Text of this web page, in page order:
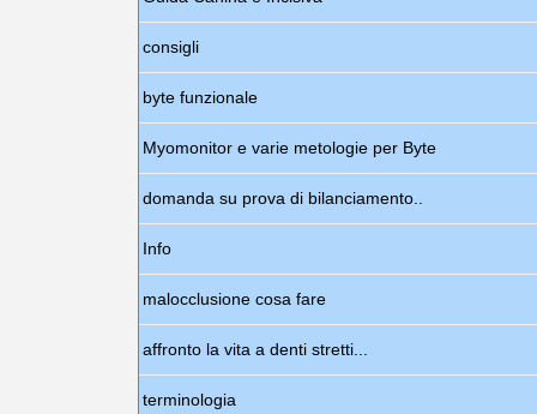
consigli
byte funzionale
Myomonitor e varie metologie per Byte
domanda su prova di bilanciamento..
Info
malocclusione cosa fare
affronto la vita a denti stretti...
terminologia